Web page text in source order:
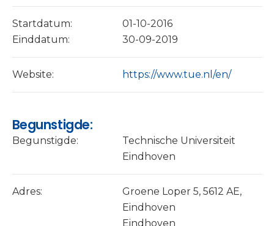
Startdatum:
01-10-2016
Einddatum:
30-09-2019
Website: https://www.tue.nl/en/
Begunstigde:
Begunstigde:
Technische Universiteit
Eindhoven
Adres:
Groene Loper 5, 5612 AE,
Eindhoven
Eindhoven